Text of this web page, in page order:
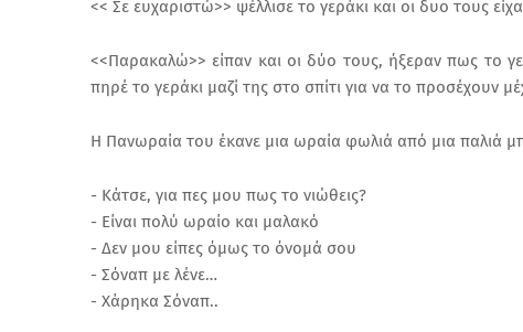
<< Σε ευχαριστώ>> ψέλλισε το γεράκι και οι δυο τους
<<Παρακαλώ>> είπαν και οι δύο τους, ήξεραν πως το
πηρέ το γεράκι μαζί της στο σπίτι για να το προσέχουν
Η Πανωραία του έκανε μια ωραία φωλιά από μια παλιά
- Κάτσε, για πες μου πως το νιώθεις?
- Είναι πολύ ωραίο και μαλακό
- Δεν μου είπες όμως το όνομά σου
- Σόναπ με λένε…
- Χάρηκα Σόναπ..